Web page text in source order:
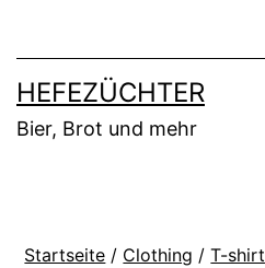
HEFEZÜCHTER
Bier, Brot und mehr
Startseite / Clothing /T-shirt